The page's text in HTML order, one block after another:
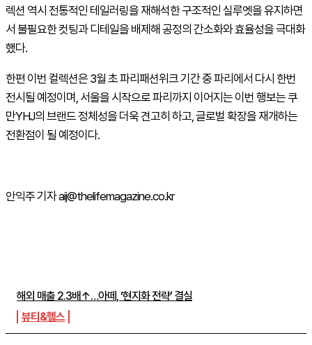
해외 매출 2.3배↑…아떼, ‘현지화 전략’ 결실
뷰티&헬스
렉션 역시 전통적인 테일러링을 재해석한 구조적인 실루엣을 유지하면
서 불필요한 컷팅과 디테일을 배제해 공정의 간소화와 효율성을 극대화
했다.
한편 이번 컬렉션은 3월 초 파리패션위크 기간 중 파리에서 다시 한번
전시될 예정이며, 서울을 시작으로 파리까지 이어지는 이번 행보는 쿠
만YHJ의 브랜드 정체성을 더욱 견고히 하고, 글로벌 확장을 재개하는
전환점이 될 예정이다.
안익주 기자 aij@thelifemagazine.co.kr